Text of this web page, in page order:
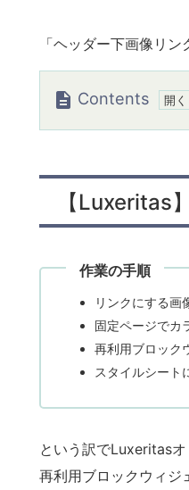
「ヘッダー下画像リ
Contents
1.
u
e
i
ダ
下
画
【Luxeritas
作業の手順
リンクにする画
固定ページでカ
再利用ブロック
スタイルシート
という訳でLuxeritas
再利用ブロックウィジ